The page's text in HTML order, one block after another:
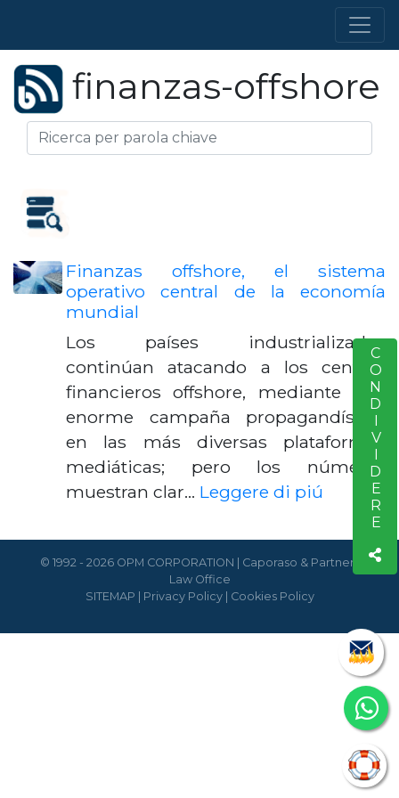
finanzas-offshore
Finanzas offshore, el sistema
operativo central de la economía
mundial
Los países industrializados
continúan atacando a los centros
financieros offshore, mediante una
enorme campaña propagandística
en las más diversas plataformas
mediáticas; pero los números
muestran clar… Leggere di piú CONDIVIDERE
© 1992 - 2026 OPM CORPORATION | Caporaso & Partners
Law Office
SITEMAP
Privacy Policy| Cookies Policy